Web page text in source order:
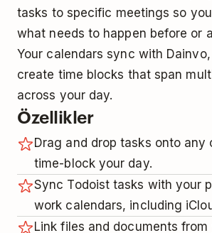
tasks to specific meetings so
what needs to happen before or
Your calendars sync with
create time blocks that span
across your day.
Özellikler
Drag and drop tasks onto any
time-block your day.
Sync Todoist tasks with your
work calendars, including
Link files and documents